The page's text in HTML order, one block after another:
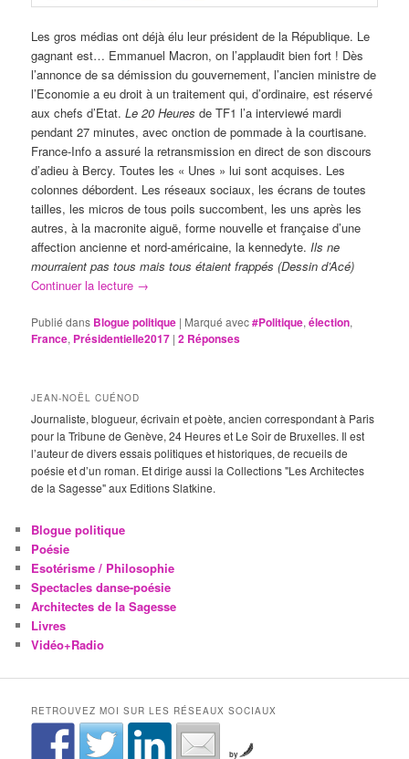
Les gros médias ont déjà élu leur président de la République. Le
gagnant est… Emmanuel Macron, on l’applaudit bien fort ! Dès
l’annonce de sa démission du gouvernement, l’ancien ministre de
l’Economie a eu droit à un traitement qui, d’ordinaire, est réservé
aux chefs d’Etat.Le 20 Heures de TF1 l’a interviewé mardi
pendant 27 minutes, avec onction de pommade à la courtisane.
France-Info a assuré la retransmission en direct de son discours
d’adieu à Bercy. Toutes les « Unes » lui sont acquises. Les
colonnes débordent. Les réseaux sociaux, les écrans de toutes
tailles, les micros de tous poils succombent, les uns après les
autres, à la macronite aiguë, forme nouvelle et française d’une
affection ancienne et nord-américaine, la kennedyte.Ils ne
mourraient pas tous mais tous étaient frappés (Dessind’Acé)
Continuer la lecture →
Publié dans Blogue politique | Marqué avec#Politique,élection,
France, Présidentielle2017 |2 Réponses
JEAN-NOËL CUÉNOD
Journaliste, blogueur, écrivain et poète, ancien correspondant à Paris
pour la Tribune de Genève, 24 Heures et Le Soir de Bruxelles. Il est
l’auteur de divers essais politiques et historiques, de recueils de
poésie et d’un roman. Et dirige aussi la Collections "Les Architectes
de la Sagesse" aux Editions Slatkine.
Blogue politique
Poésie
Esotérisme / Philosophie
Spectacles danse-poésie
Architectes de la Sagesse
Livres
Vidéo+Radio
RETROUVEZ MOI SUR LES RÉSEAUX SOCIAUX
by